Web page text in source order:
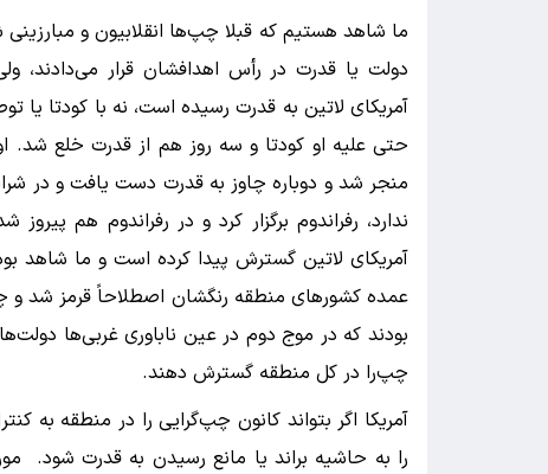
ما شاهد هستیم که قبلا چپ‌ها انقلابیون و
دولت یا قدرت در رأس اهدافشان قرار می‌دادند،
آمریکای لاتین به قدرت رسیده است، نه با کودتا یا
حتی علیه او کودتا و سه روز هم از قدرت خلع شد.
منجر شد و دوباره چاوز به قدرت دست یافت و در
ندارد، رفراندوم برگزار کرد و در رفراندوم هم
آمریکای لاتین گسترش پیدا کرده است و ما شاهد
عمده کشورهای منطقه رنگشان اصطلاحاً قرمز شد و
بودند که در موج دوم در عین ناباوری غربی‌ها
چپ‌را در کل منطقه گسترش دهند.
آمریکا اگر بتواند کانون چپ‌گرایی را در منطقه به
را به حاشیه براند یا مانع رسیدن به قدرت شود.